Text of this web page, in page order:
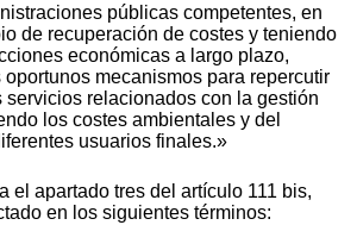
públicas competentes, en
de recuperación de costes y teniendo
económicas a largo plazo,
mecanismos para repercutir
servicios relacionados con la gestión
los costes ambientales y del
usuarios finales.»
el apartado tres del artículo 111 bis,
en los siguientes términos: